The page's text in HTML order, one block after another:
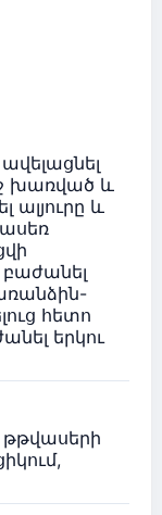
խառված և
ալյուրը և
հետո
երկու